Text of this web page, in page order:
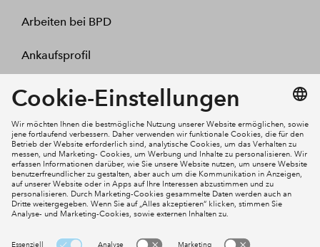
Arbeiten bei BPD
Ankaufsprofil
Kontakt
Mein Konto
Social Media